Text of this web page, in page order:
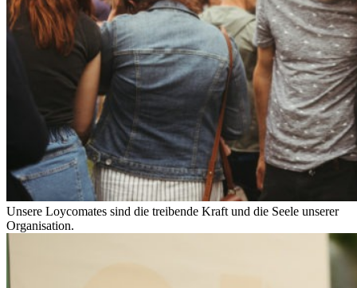
Unsere Loycomates sind die treibende Kraft und die Seele unserer
Organisation.